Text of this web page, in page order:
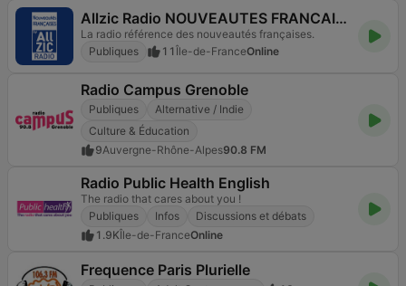
Allzic Radio NOUVEAUTES FRANCAISES
La radio référence des nouveautés françaises.
Publiques
11 Île-de-FranceOnline
Radio Campus Grenoble
Publiques
Alternative / Indie
Culture & Éducation
9Auvergne-Rhône-Alpes90.8 FM
Radio Public Health English
The radio that cares about you !
Publiques
Infos
Discussions et débats
1.9KÎle-de-FranceOnline
Frequence Paris Plurielle